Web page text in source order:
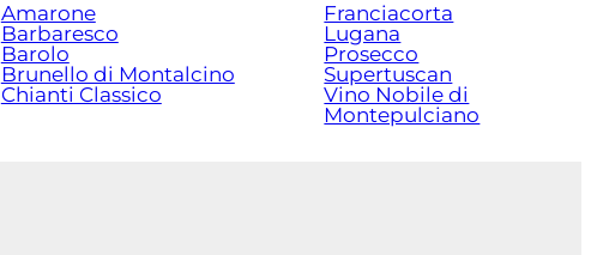
Amarone
Barbaresco
Barolo
Brunello di Montalcino
Chianti Classico
Franciacorta
Lugana
Prosecco
Supertuscan
Vino Nobile di
Montepulciano